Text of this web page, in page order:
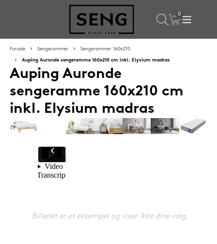
Populære valg til dig
SENG PureCurve hovedpude 38x50 cm
Forside Sengerammer Sengerammer 160x210
Auping Auronde sengeramme 160x210 cm inkl. Elysium madras
Auping Auronde
sengeramme 160x210 cm
inkl. Elysium madras
Billedet er et eksempel og viser ikke dine valg